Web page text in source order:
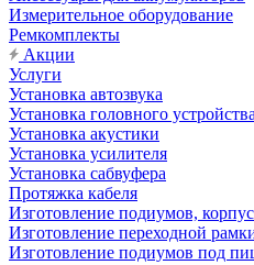
Измерительное оборудование
Ремкомплекты
Акции
Услуги
Установка автозвука
Установка головного устройства
Установка акустики
Установка усилителя
Установка сабвуфера
Протяжка кабеля
Изготовление подиумов,
Изготовление переходной
Изготовление подиумов под